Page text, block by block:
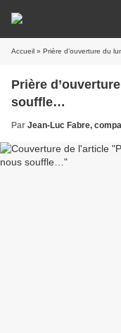
Accueil » Prière d’ouverture du
Prière
souffle…
Par Jean-Luc Fabre,